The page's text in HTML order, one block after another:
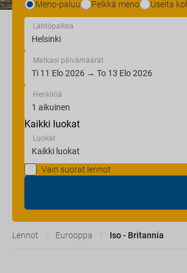
Meno-paluu Pelkkä meno Useita
Lähtöpaikka
Matkasi päivämäärät
Henkilöä
Kaikki luokat
Luokat
Vain suorat lennot
Lennot Eurooppa Iso - Britannia